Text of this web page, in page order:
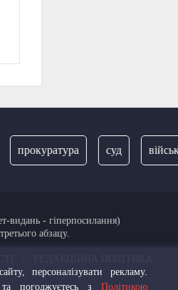
прокуратура військові
видань - гіперпосилання)
абзацу.
персоналізувати рекламу.
погоджуєтесь з Політикою